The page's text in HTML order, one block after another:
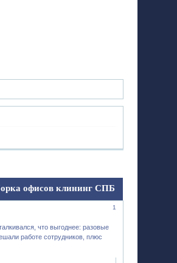
офисов клининг СПБ
1
что выгоднее: разовые
работе сотрудников, плюс